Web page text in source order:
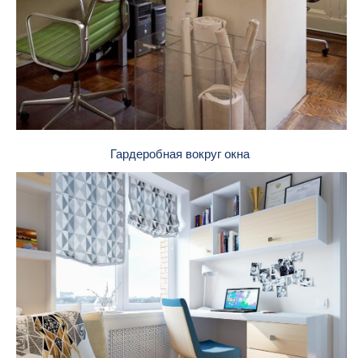
Гардеробная вокруг окна